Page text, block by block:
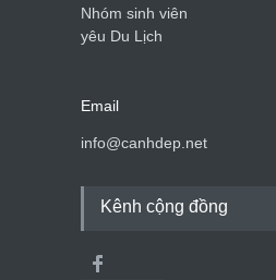
Nhóm sinh viên
yêu Du Lịch
Email
info@canhdep.net
Kênh cộng đồng